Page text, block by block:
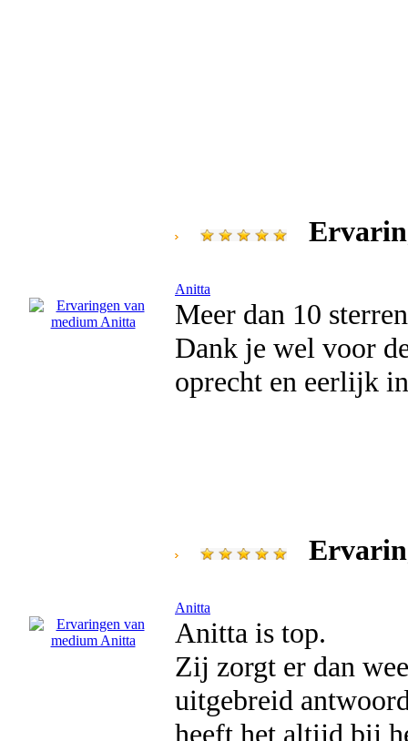
Anitta
Meer dan 10
Dank je wel voor
oprecht en eerlijk
Anitta
Anitta is top.
Zij zorgt er dan
uitgebreid
heeft het altijd bij